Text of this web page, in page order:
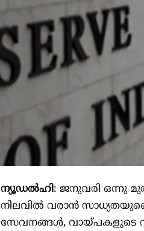
ന്യൂഡൽഹി: ജനുവരി ഒന്നു
നിലവിൽ വരാൻ
സേവനങ്ങൾ, വായ്പകളുടെ